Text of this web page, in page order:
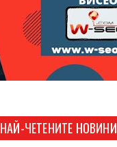
НАЙ-ЧЕТЕНИТЕ НОВИНИ